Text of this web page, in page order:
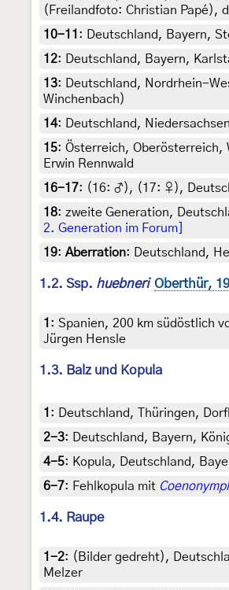
(Freilandfoto: Christian Papé),
10-11 : Deutschland, Bayern,
12: Deutschland, Bayern,
13:
Deutschland, Nordrhein-
Winchenbach)
14: Deutschland,
15: Österreich, Oberösterreich,
Erwin Rennwald
16-17: (16: ♂), (17: ♀),
18: zweite Generation,
2. Generation im Forum]
19: Aberration: Deutschland,
1.2. Ssp. huebneri Oberthür,
1 : Spanien, 200 km südöstlich
Jürgen Hensle
1.3. Balz und Kopula
1 : Deutschland, Thüringen,
2-3: Deutschland, Bayern,
4-5: Kopula, Deutschland,
6-7: Fehlkopula mit
1.4. Raupe
1-2: (Bilder gedreht),
Melzer